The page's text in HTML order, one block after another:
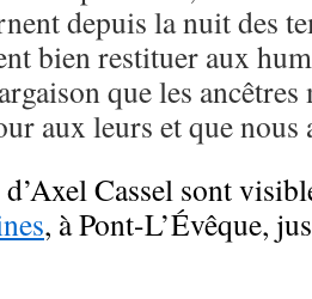
depuis la nuit des
bien restituer aux
que les
aux leurs et que nous
Cassel sont
, à Pont-L’Évêque,